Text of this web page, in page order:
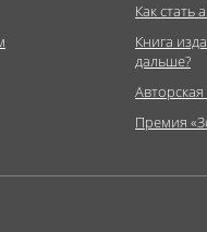
Как стать
Книга
дальше?
Авторская
Премия